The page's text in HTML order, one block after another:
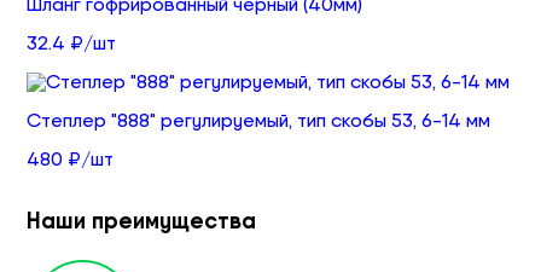
32.4 ₽/шт
Степлер "888" регулируемый, тип скобы 53, 6-14 мм
480 ₽/шт
Наши преимущества